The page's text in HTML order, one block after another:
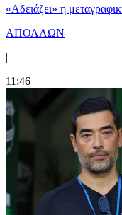
«Αδειάζει» η
ΑΠΟΛΛΩΝ
|
11:46